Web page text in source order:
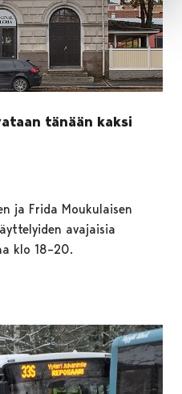
tänään kaksi
ja Frida Moukulaisen
avajaisia
klo 18–20.